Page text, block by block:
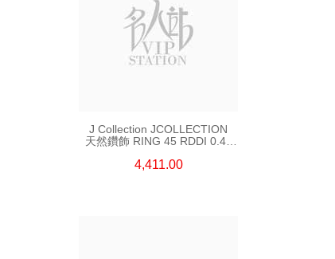
J Collection JCOLLECTION
天然鑽飾 RING 45 RDDI 0.48
4,411.00